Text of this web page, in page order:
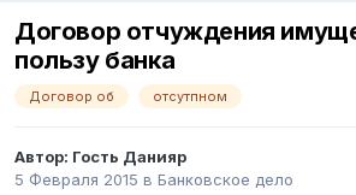
Договор отчуждения
пользу банка
Договор об отсутпном
Автор: Гость Данияр
5 Февраля 2015 в Банковское дело